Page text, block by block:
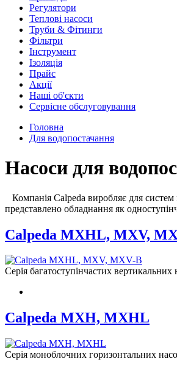
Регулятори
Теплові насоси
Труби & Фітинги
Фільтри
Інструмент
Ізоляція
Прайс
Акції
Наші об'єкти
Сервісне обслуговування
Головна
Для водопостачання
Насоси для
Компанія Calpeda виробляє для систем
представлено обладнання як
Calpeda MXHL, MXV,
Серія багатоступінчастих вертикальних
Calpeda MXH, MXHL
Серія моноблочних горизонтальних